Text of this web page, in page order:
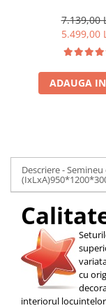
:700*2000*330
3D,
7.139,00
5.499,00
ADAUGA
Descriere -
cu
interiorul